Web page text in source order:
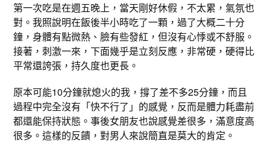
第一次吃是在週五晚上，當天剛好休假，不太累，氣氛也
對。我照說明在飯後半小時吃了一顆，過了大概二十分
鐘，身體有點微熱、臉有些發紅，但沒有心悸或不舒服。
接著，刺激一來，下面幾乎是立刻反應，非常硬，硬得比
平常還誇張，持久度也更長。
原本可能10分鐘就熄火的我，撐了差不多25分鐘，而且
過程中完全沒有「快不行了」的感覺，反而是體力耗盡前
都還能保持狀態。事後女朋友也說感覺差很多，滿意度高
很多。這樣的反饋，對男人來說簡直是莫大的肯定。